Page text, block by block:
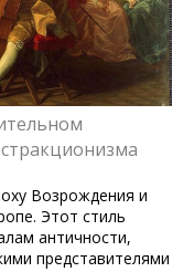
Возрождения и
Этот стиль
античности,
представителями